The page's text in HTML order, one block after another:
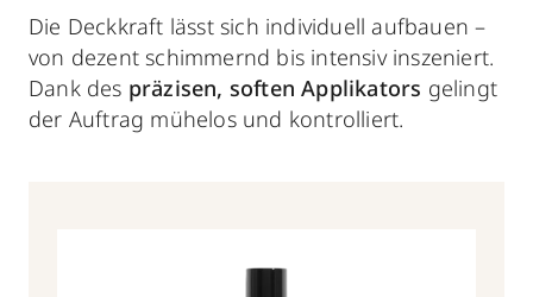
Die Deckkraft lässt sich individuell aufbauen –
von dezent schimmernd bis intensiv inszeniert.
Dank des präzisen, soften Applikators gelingt
der Auftrag mühelos und kontrolliert.